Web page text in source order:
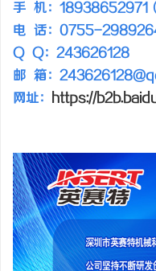
手 机：18938652971
电 话：0755-
Q Q：243626128
邮 箱：
网址：
https://